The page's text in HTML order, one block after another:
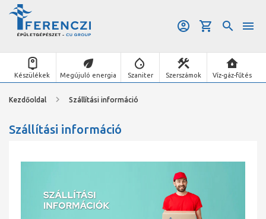
Készülékek Megújuló energia Szaniter Szerszámok Víz-gáz-fűtés
Kezdőoldal Szállítási információ
Szállítási információ